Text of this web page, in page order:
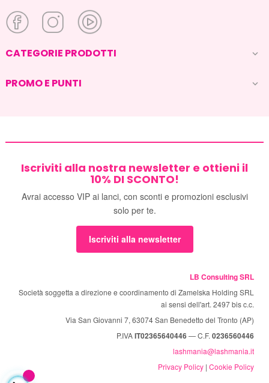
CATEGORIE PRODOTTI 
PROMO E PUNTI 
Iscriviti alla nostra newsletter e ottieni il
10% DI SCONTO!
Avrai accesso VIP ai lanci, con sconti e promozioni esclusivi
solo per te.
Iscriviti alla newsletter
LB Consulting SRL
Società soggetta a direzione e coordinamento di Zamelska Holding SRL
ai sensi dell'art. 2497 bis c.c.
Via San Giovanni 7, 63074 San Benedetto del Tronto (AP)
P.IVAIT02365640446— C.F. 0236560446
lashmania@lashmania.it
Privacy Policy | Cookie Policy